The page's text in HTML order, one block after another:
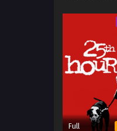
Full